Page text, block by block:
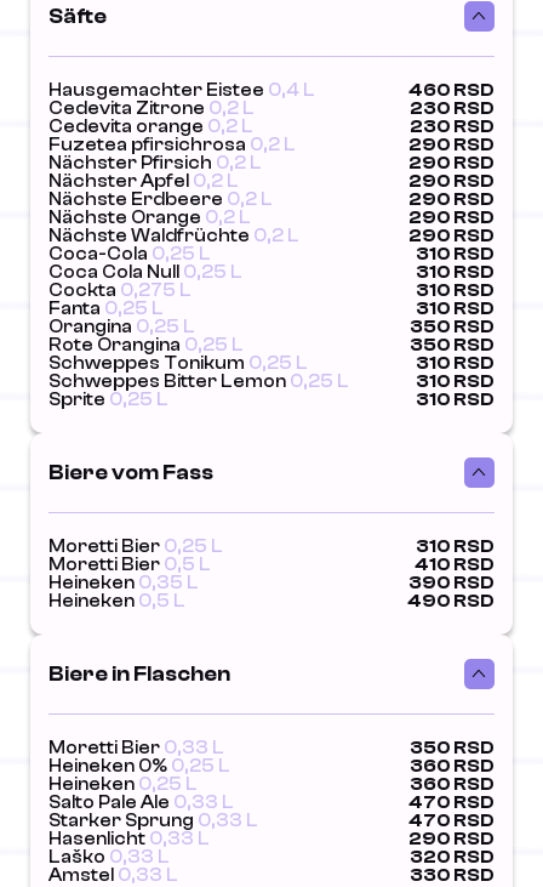
Säfte
Hausgemachter Eistee 0,4 L
460 RSD
Cedevita Zitrone 0,2 L
230 RSD
Cedevita orange 0,2 L
230 RSD
Fuzetea pfirsichrosa 0,2 L
290 RSD
Nächster Pfirsich 0,2 L
290 RSD
Nächster Apfel 0,2 L
290 RSD
Nächste Erdbeere 0,2 L
290 RSD
Nächste Orange 0,2 L
290 RSD
Nächste Waldfrüchte 0,2 L
290 RSD
Coca-Cola 0,25 L
310 RSD
Coca Cola Null 0,25 L
310 RSD
Cockta 0,275 L
310 RSD
Fanta 0,25 L
310 RSD
Orangina 0,25 L
350 RSD
Rote Orangina 0,25 L
350 RSD
Schweppes Tonikum 0,25 L
310 RSD
Schweppes Bitter Lemon 0,25 L
310 RSD
Sprite 0,25 L 310 RSD
Biere vom Fass
Moretti Bier 0,25 L
310 RSD
Moretti Bier 0,5 L
410 RSD
Heineken 0,35 L
390 RSD
Heineken 0,5 L 490 RSD
Biere in Flaschen
Moretti Bier 0,33 L
350 RSD
Heineken 0% 0,25 L
360 RSD
Heineken 0,25 L
360 RSD
Salto Pale Ale 0,33 L
470 RSD
Starker Sprung 0,33 L
470 RSD
Hasenlicht 0,33 L
290 RSD
Laško 0,33 L
320 RSD
Amstel 0,33 L 330 RSD